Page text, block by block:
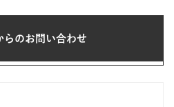
らのお問い合わせ